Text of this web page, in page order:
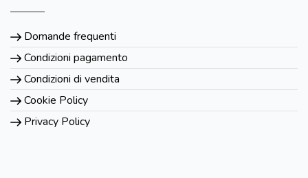
Domande frequenti
Condizioni pagamento
Condizioni di vendita
Cookie Policy
Privacy Policy